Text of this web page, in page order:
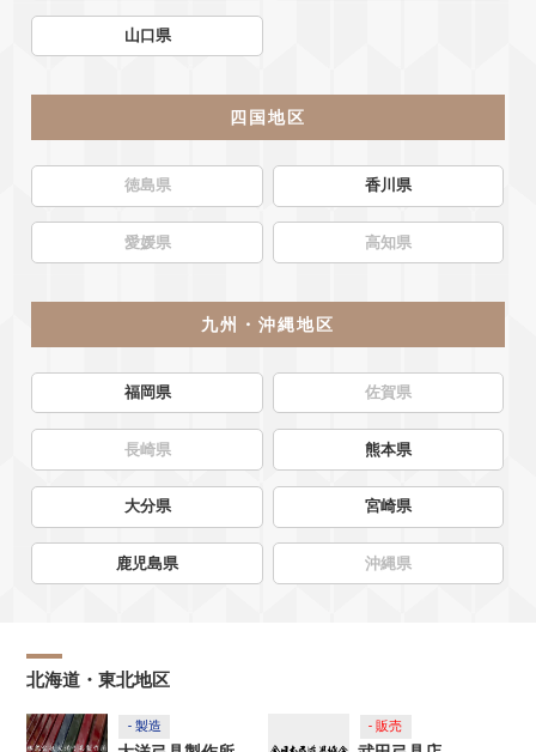
山口県
四国地区
徳島県 香川県
愛媛県 高知県
九州・沖縄地区
福岡県 佐賀県
長崎県 熊本県
大分県 宮崎県
鹿児島県 沖縄県
北海道・東北地区
- 製造 - 販売